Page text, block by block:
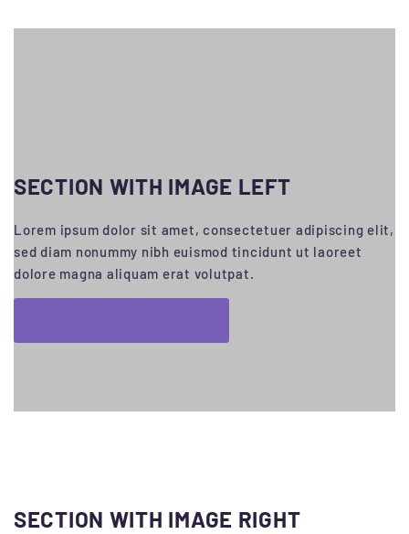
SECTION WITH IMAGE LEFT
Lorem ipsum dolor sit amet, consectetuer adipiscing elit,
sed diam nonummy nibh euismod tincidunt ut laoreet
dolore magna aliquam erat volutpat.
SECTION WITH IMAGE RIGHT